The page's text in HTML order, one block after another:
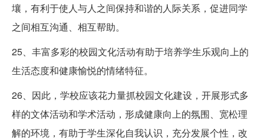
壤，有利于使人与人之间保持和谐的人际关系，促进同学
之间相互沟通、相互帮助。
25、丰富多彩的校园文化活动有助于培养学生乐观向上的
生活态度和健康愉悦的情绪特征。
26、因此，学校应该花力量抓校园文化建设，开展形式多
样的文体活动和学术活动，形成健康向上的氛围、宽松理
解的环境，有助于学生深化自我认识，充分发展个性，改